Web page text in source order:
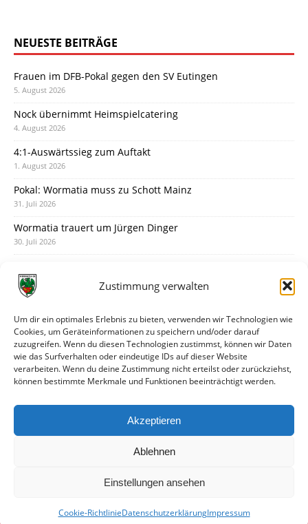
Zustimmung verwalten
Um dir ein optimales Erlebnis zu bieten, verwenden wir Technologien wie
Cookies, um Geräteinformationen zu speichern und/oder darauf
zuzugreifen. Wenn du diesen Technologien zustimmst, können wir Daten
wie das Surfverhalten oder eindeutige IDs auf dieser Website
verarbeiten. Wenn du deine Zustimmung nicht erteilst oder zurückziehst,
können bestimmte Merkmale und Funktionen beeinträchtigt werden.
Akzeptieren
Ablehnen
Einstellungen ansehen
Cookie-RichtlinieDatenschutzerklärungImpressum
NEUESTE BEITRÄGE
Frauen im DFB-Pokal gegen den SV Eutingen
5. August 2026
Nock übernimmt Heimspielcatering
4. August 2026
4:1-Auswärtssieg zum Auftakt
1. August 2026
Pokal: Wormatia muss zu Schott Mainz
31. Juli 2026
Wormatia trauert um Jürgen Dinger
30. Juli 2026
28. Juli 2026
28. Juli 2026
Neue Podcast-Folge: So tickt Björn!
27. Juli 2026
Eindrücke vom Stadionfest
Unterhaltsamer Abschlusstest mit später Niederlage
25. Juli 2026
© VfR Wormatia Worms